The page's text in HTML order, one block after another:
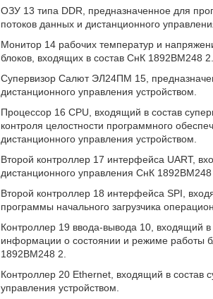
ОЗУ 13 типа DDR, предназначенное для
потоков данных и дистанционного
Монитор 14 рабочих температур и
блоков, входящих в состав СнК 1892ВМ248 2.
Супервизор Салют ЭЛ24ПМ 15,
дистанционного управления устройством.
Процессор 16 CPU, входящий в состав
контроля целостности программного
дистанционного управления устройством.
Второй контроллер 17 интерфейса UART,
дистанционного управления СнК 1892ВМ248
Второй контроллер 18 интерфейса SPI,
программы начального загрузчика
Контроллер 19 ввода-вывода 10, входящий
информации о состоянии и режиме работы
1892ВМ248 2.
Контроллер 20 Ethernet, входящий в
управления устройством.